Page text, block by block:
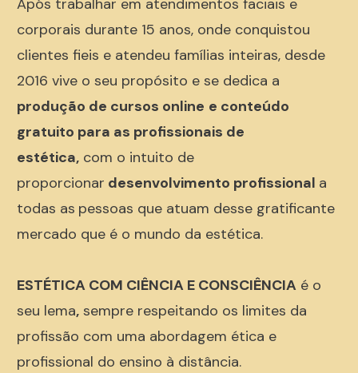
Após trabalhar em atendimentos faciais e
corporais durante 15 anos, onde conquistou
clientes fieis e atendeu famílias inteiras, desde
2016 vive o seu propósito e se dedica a
produção de cursos online e conteúdo
gratuito para as profissionais de
estética, com o intuito de
proporcionar desenvolvimento profissional a
todas as pessoas que atuam desse gratificante
mercado que é o mundo da estética.
ESTÉTICA COM CIÊNCIA E CONSCIÊNCIA é o
seu lema, sempre respeitando os limites da
profissão com uma abordagem ética e
profissional do ensino à distância.